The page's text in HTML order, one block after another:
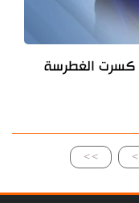
كسرت الغطرسة
>> >